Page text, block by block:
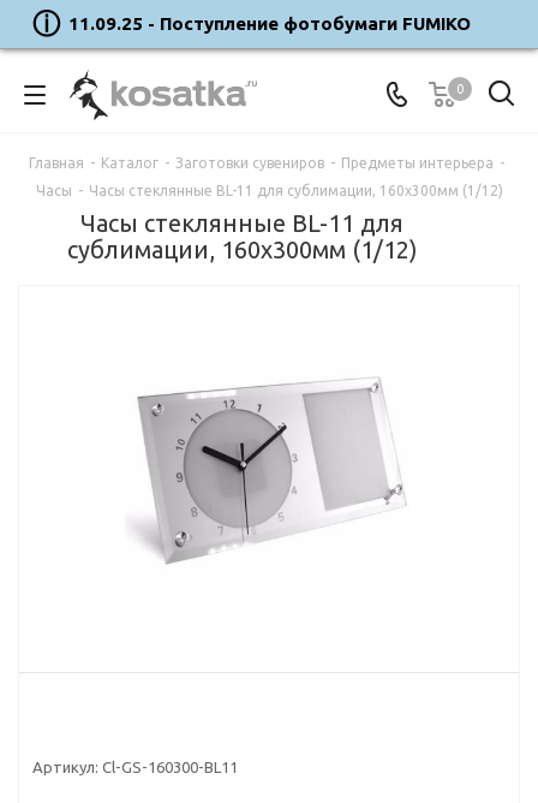
11.09.25 - Поступление фотобумаги FUMIKO
0
Главная - Каталог - Заготовки сувениров - Предметы интерьера -
Часы - Часы стеклянные BL-11 для сублимации, 160x300мм (1/12)
Часы стеклянные BL-11 для
сублимации, 160x300мм (1/12)
Артикул: Cl-GS-160300-BL11